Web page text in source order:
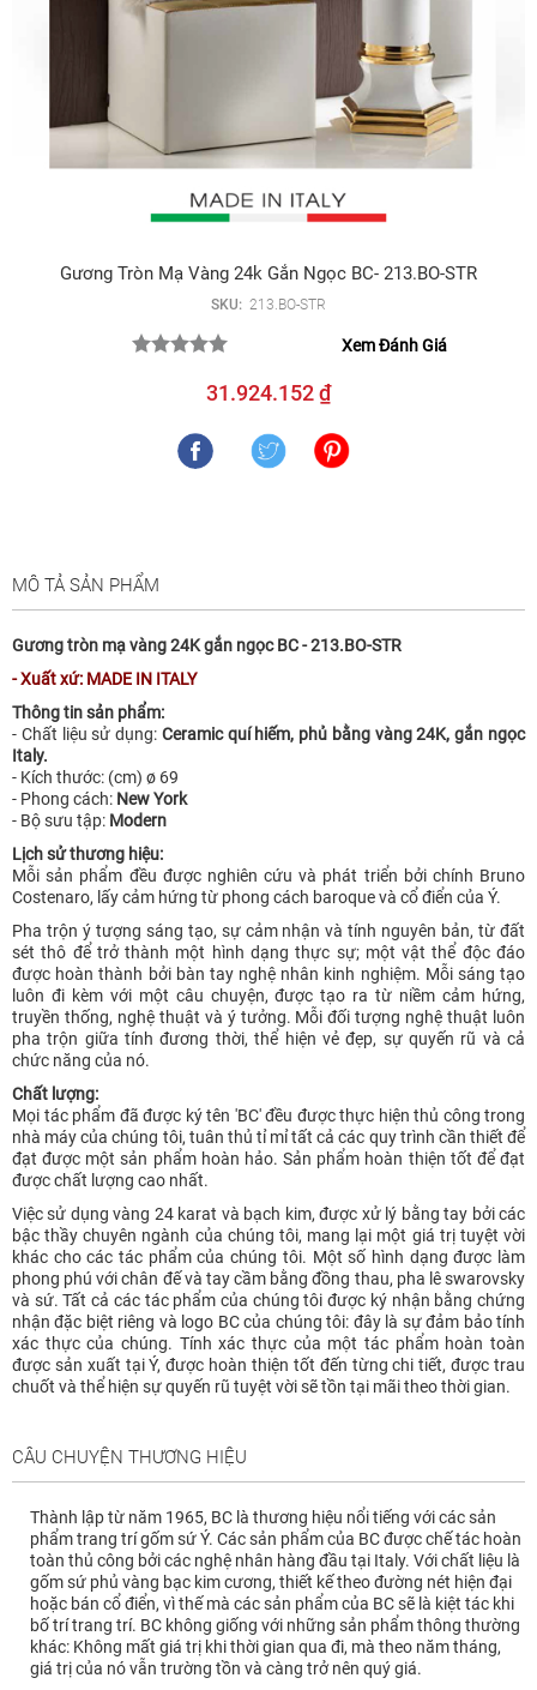
Gương Tròn Mạ Vàng 24k Gắn Ngọc BC- 213.BO-STR
SKU: 213.BO-STR
Xem Đánh Giá
31.924.152 ₫
MÔ TẢ SẢN PHẨM
Gương tròn mạ vàng 24K gắn ngọc BC - 213.BO-STR
- Xuất xứ: MADE IN ITALY
Thông tin sản phẩm:
- Chất liệu sử dụng: Ceramic quí hiếm, phủ bằng vàng 24K, gắn ngọc
Italy.
- Kích thước: (cm) ø 69
- Phong cách: New York
- Bộ sưu tập: Modern
Lịch sử thương hiệu:
Mỗi sản phẩm đều được nghiên cứu và phát triển bởi chính Bruno
Costenaro, lấy cảm hứng từ phong cách baroque và cổ điển của Ý.
Pha trộn ý tượng sáng tạo, sự cảm nhận và tính nguyên bản, từ đất
sét thô để trở thành một hình dạng thực sự; một vật thể độc đáo
được hoàn thành bởi bàn tay nghệ nhân kinh nghiệm. Mỗi sáng tạo
luôn đi kèm với một câu chuyện, được tạo ra từ niềm cảm hứng,
truyền thống, nghệ thuật và ý tưởng. Mỗi đối tượng nghệ thuật luôn
pha trộn giữa tính đương thời, thể hiện vẻ đẹp, sự quyến rũ và cả
chức năng của nó.
Chất lượng:
Mọi tác phẩm đã được ký tên 'BC' đều được thực hiện thủ công trong
nhà máy của chúng tôi, tuân thủ tỉ mỉ tất cả các quy trình cần thiết để
đạt được một sản phẩm hoàn hảo. Sản phẩm hoàn thiện tốt để đạt
được chất lượng cao nhất.
Việc sử dụng vàng 24 karat và bạch kim, được xử lý bằng tay bởi các
bậc thầy chuyên ngành của chúng tôi, mang lại một giá trị tuyệt vời
khác cho các tác phẩm của chúng tôi. Một số hình dạng được làm
phong phú với chân đế và tay cầm bằng đồng thau, pha lê swarovsky
và sứ. Tất cả các tác phẩm của chúng tôi được ký nhận bằng chứng
nhận đặc biệt riêng và logo BC của chúng tôi: đây là sự đảm bảo tính
xác thực của chúng. Tính xác thực của một tác phẩm hoàn toàn
được sản xuất tại Ý, được hoàn thiện tốt đến từng chi tiết, được trau
chuốt và thể hiện sự quyến rũ tuyệt vời sẽ tồn tại mãi theo thời gian.
CÂU CHUYỆN THƯƠNG HIỆU
Thành lập từ năm 1965, BC là thương hiệu nổi tiếng với các sản
phẩm trang trí gốm sứ Ý. Các sản phẩm của BC được chế tác hoàn
toàn thủ công bởi các nghệ nhân hàng đầu tại Italy. Với chất liệu là
gốm sứ phủ vàng bạc kim cương, thiết kế theo đường nét hiện đại
hoặc bán cổ điển, vì thế mà các sản phẩm của BC sẽ là kiệt tác khi
bố trí trang trí. BC không giống với những sản phẩm thông thường
khác: Không mất giá trị khi thời gian qua đi, mà theo năm tháng,
giá trị của nó vẫn trường tồn và càng trở nên quý giá.